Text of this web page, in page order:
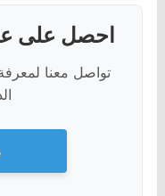
احصل على
تواصل معنا